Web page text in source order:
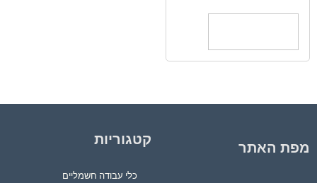
מפת האתר קטגוריות
כלי עבודה חשמליים